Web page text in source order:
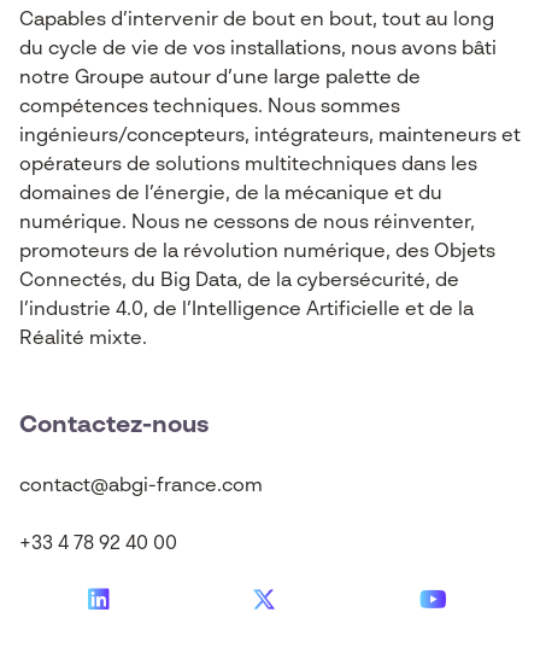
Capables d’intervenir de bout en bout, tout au long
du cycle de vie de vos installations, nous avons bâti
notre Groupe autour d’une large palette de
compétences techniques. Nous sommes
ingénieurs/concepteurs, intégrateurs, mainteneurs et
opérateurs de solutions multitechniques dans les
domaines de l’énergie, de la mécanique et du
numérique. Nous ne cessons de nous réinventer,
promoteurs de la révolution numérique, des Objets
Connectés, du Big Data, de la cybersécurité, de
l’industrie 4.0, de l’Intelligence Artificielle et de la
Réalité mixte.
Contactez-nous
contact@abgi-france.com
+33 4 78 92 40 00